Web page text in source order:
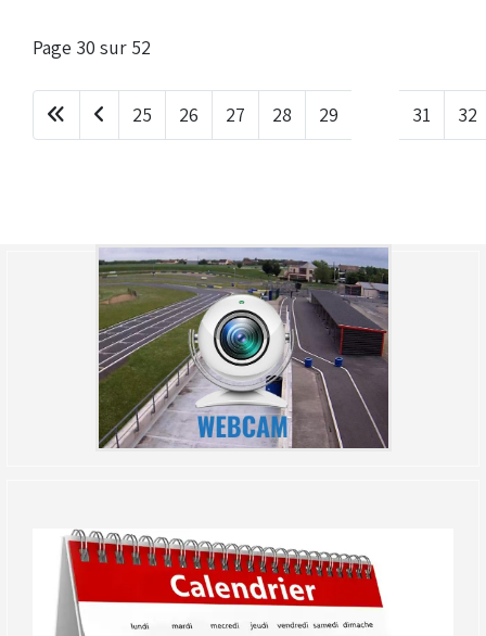
Page 30 sur 52
25 26 27 28 29 31 32